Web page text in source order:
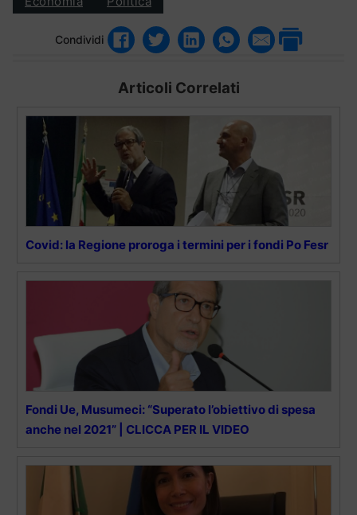
Condividi
Articoli Correlati
Covid: la Regione proroga i termini per i fondi Po Fesr
Fondi Ue, Musumeci: “Superato l’obiettivo di spesa
anche nel 2021” | CLICCA PER IL VIDEO